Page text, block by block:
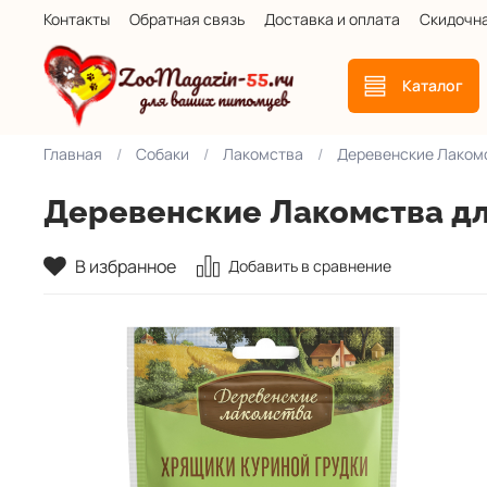
Контакты Обратная связь Доставка и оплата
Каталог
Главная Собаки Лакомства Деревенские
Деревенские Лакомства
В избранное Добавить в сравнение